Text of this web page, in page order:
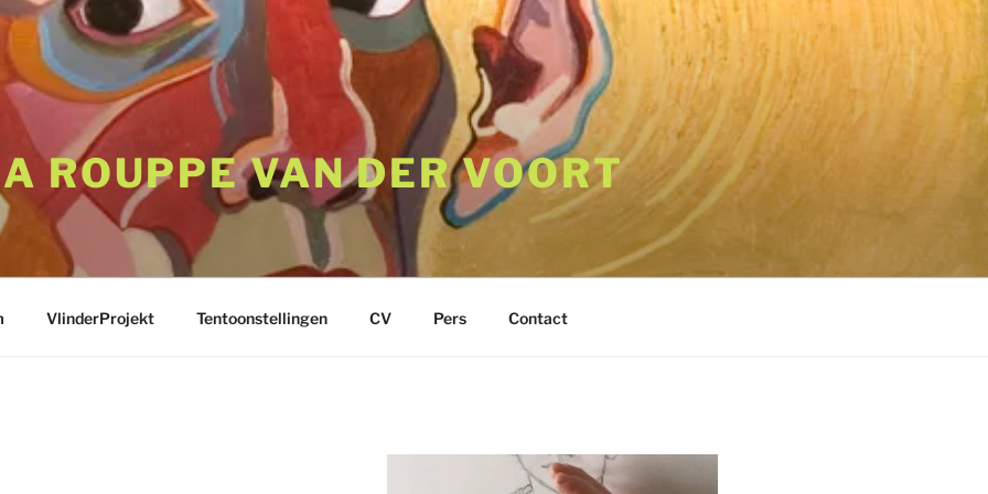
ROUPPE VAN DER VOORT
VlinderProjekt Tentoonstellingen CV Pers Contact